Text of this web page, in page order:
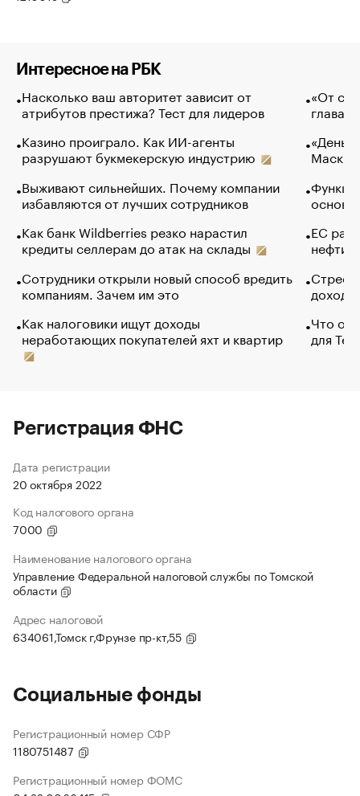
Интересное на РБК
Насколько ваш авторитет зависит от
атрибутов престижа? Тест для лидеров
Казино проиграло. Как ИИ-агенты
разрушают букмекерскую индустрию
Выживают сильнейших. Почему компании
избавляются от лучших сотрудников
Как банк Wildberries резко нарастил
кредиты селлерам до атак на склады
Сотрудники открыли новый способ вредить
компаниям. Зачем им это
Как налоговики ищут доходы
неработающих покупателей яхт и квартир
«От
глава
Маск в
основ
ЕС
нефти
Что
для
Регистрация ФНС
Дата регистрации
20 октября 2022
Код налогового органа
7000
Наименование налогового органа
Управление Федеральной налоговой службы по Томской
области
Адрес налоговой
634061,Томск г,Фрунзе пр-кт,55
Социальные фонды
Регистрационный номер СФР
1180751487
Регистрационный номер ФОМС